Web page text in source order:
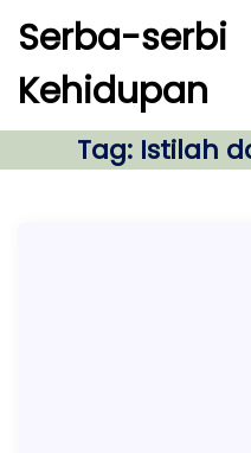
c
Serba-serbi
Kehidupan
Tag: Istilah